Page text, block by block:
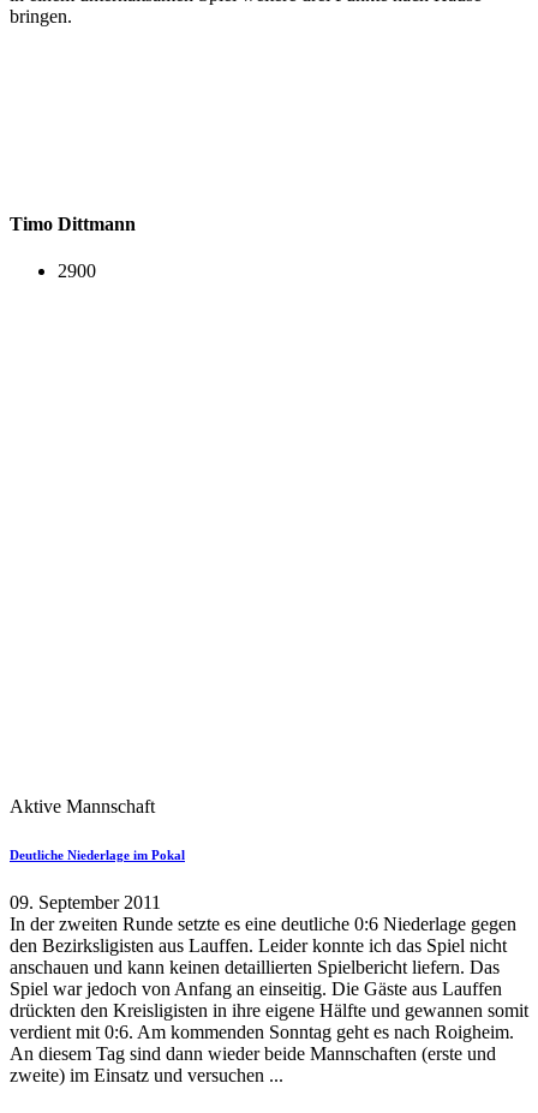
bringen.
Timo Dittmann
2900
Aktive Mannschaft
Deutliche Niederlage im Pokal
09. September 2011
In der zweiten Runde setzte es eine deutliche 0:6 Niederlage gegen
den Bezirksligisten aus Lauffen. Leider konnte ich das Spiel nicht
anschauen und kann keinen detaillierten Spielbericht liefern. Das
Spiel war jedoch von Anfang an einseitig. Die Gäste aus Lauffen
drückten den Kreisligisten in ihre eigene Hälfte und gewannen somit
verdient mit 0:6. Am kommenden Sonntag geht es nach Roigheim.
An diesem Tag sind dann wieder beide Mannschaften (erste und
zweite) im Einsatz und versuchen ...